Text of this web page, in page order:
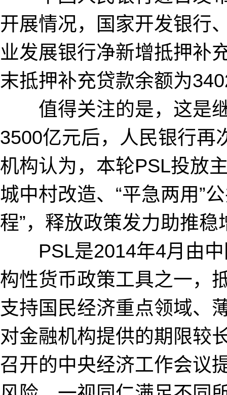
开展情况，国家开发银行
业发展银行净新增抵押补
末抵押补充贷款余额为
值得关注的是，这是继
3500亿元后，人民银行再
机构认为，本轮PSL投放
城中村改造、“平急两用”
程”，释放政策发力助推稳
PSL是2014年4月由中
构性货币政策工具之一，
支持国民经济重点领域、
对金融机构提供的期限较
召开的中央经济工作会议